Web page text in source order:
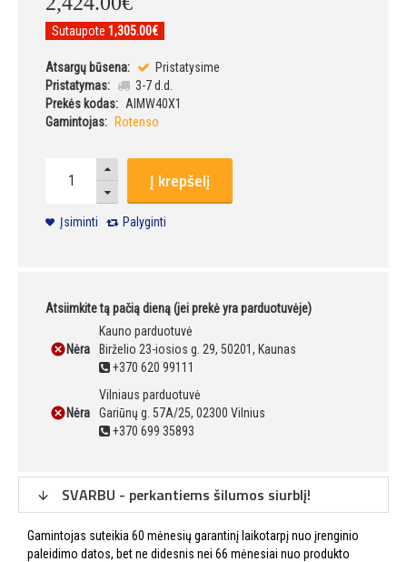
Sutaupote 1,305.00€
Atsargų būsena:
Pristatysime
Pristatymas:
3-7 d.d.
Prekės kodas: AIMW40X1
Gamintojas:
Rotenso
Į krepšelį
Įsiminti Palyginti
Atsiimkite tą pačią dieną (jei prekė yra parduotuvėje)
Nėra
Kauno parduotuvė
Birželio 23-iosios g. 29, 50201, Kaunas
+370 620 99111
Nėra
Vilniaus parduotuvė
Gariūnų g. 57A/25, 02300 Vilnius
+370 699 35893
SVARBU - perkantiems šilumos siurblį!
Gamintojas suteikia 60 mėnesių garantinį laikotarpį nuo įrenginio
paleidimo datos, bet ne didesnis nei 66 mėnesiai nuo produkto